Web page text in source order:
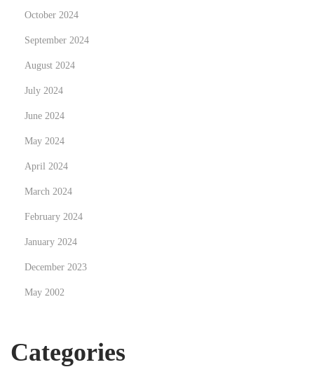
October 2024
September 2024
August 2024
July 2024
June 2024
May 2024
April 2024
March 2024
February 2024
January 2024
December 2023
May 2002
Categories